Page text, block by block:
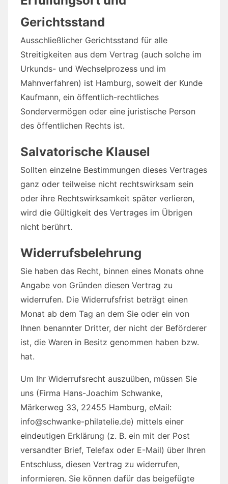
Gerichtsstand
Ausschließlicher Gerichtsstand für alle
Streitigkeiten aus dem Vertrag (auch solche im
Urkunds- und Wechselprozess und im
Mahnverfahren) ist Hamburg, soweit der Kunde
Kaufmann, ein öffentlich-rechtliches
Sondervermögen oder eine juristische Person
des öffentlichen Rechts ist.
Salvatorische Klausel
Sollten einzelne Bestimmungen dieses Vertrages
ganz oder teilweise nicht rechtswirksam sein
oder ihre Rechtswirksamkeit später verlieren,
wird die Gültigkeit des Vertrages im Übrigen
nicht berührt.
Widerrufsbelehrung
Sie haben das Recht, binnen eines Monats ohne
Angabe von Gründen diesen Vertrag zu
widerrufen. Die Widerrufsfrist beträgt einen
Monat ab dem Tag an dem Sie oder ein von
Ihnen benannter Dritter, der nicht der Beförderer
ist, die Waren in Besitz genommen haben bzw.
hat.
Um Ihr Widerrufsrecht auszuüben, müssen Sie
uns (Firma Hans-Joachim Schwanke,
Märkerweg 33, 22455 Hamburg, eMail:
info@schwanke-philatelie.de) mittels einer
eindeutigen Erklärung (z. B. ein mit der Post
versandter Brief, Telefax oder E-Mail) über Ihren
Entschluss, diesen Vertrag zu widerrufen,
informieren. Sie können dafür das beigefügte